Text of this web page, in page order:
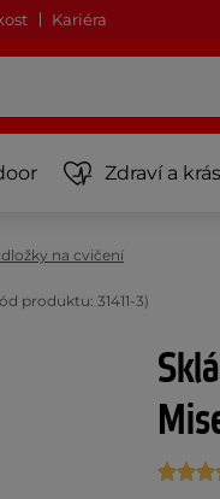
Kariéra
Zdraví a
na cvičení
produktu: 31411-3)